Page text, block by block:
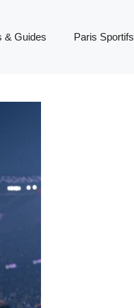
& Guides Paris Sportifs